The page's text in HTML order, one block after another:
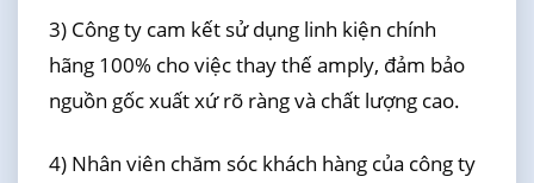
3) Công ty cam kết sử dụng linh kiện chính
hãng 100% cho việc thay thế amply, đảm bảo
nguồn gốc xuất xứ rõ ràng và chất lượng cao.
4) Nhân viên chăm sóc khách hàng của công ty